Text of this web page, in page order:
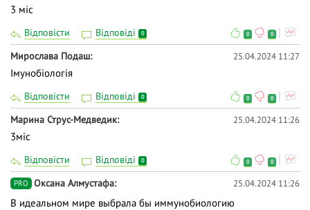
3 міс
Відповісти Відповіді 0 0 0
Мирослава Подаш 25.04.2024 11:27
Імунобіологія
Відповісти Відповіді 0 0 0
Марина Струс-Медведик 25.04.2024 11:26
3міс
Відповісти Відповіді 0 0 0
PRO Оксана Алмустафа 25.04.2024 11:26
В идеальном мире выбрала бы иммунобиологию